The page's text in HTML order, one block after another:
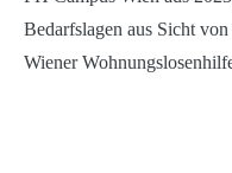
Bedarfslagen aus Sicht
Wiener